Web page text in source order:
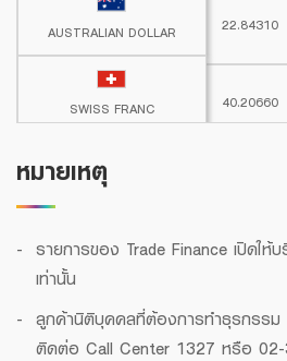
AUSTRALIAN DOLLAR
22.84310
SWISS FRANC
40.20660
AUSTRALIAN DOLLAR
SWISS FRANC
หมายเหตุ
รายการของ Trade Finance เปิดให้
เท่านั้น
ลูกค้านิติบุคคลที่ต้องการทำธุรกรรม
ติดต่อ Call Center 1327 หรือ 02-